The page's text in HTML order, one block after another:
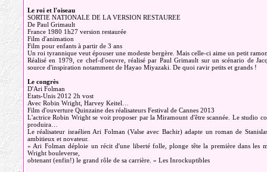
Le roi et l'oiseau
SORTIE NATIONALE DE LA VERSION RESTAUREE
De Paul Grimault
France 1980 1h27 version restaurée
Film d'animation
Film pour enfants à partir de 3 ans
Un roi tyrannique veut épouser une modeste bergère. Mais celle-ci aime un petit
Réalisé en 1979, ce chef-d'oeuvre, réalisé par Paul Grimault sur un scénario de
source d'inspiration notamment de Hayao Miyazaki. De quoi ravir petits et grands !
Le congrès
D'Ari Folman
Etats-Unis 2012 2h vost
Avec Robin Wright, Harvey Keitel…
Film d'ouverture Quinzaine des réalisateurs Festival de Cannes 2013
L'actrice Robin Wright se voit proposer par la Miramount d'être scannée. Le studio
produira…
Le réalisateur israélien Ari Folman (Valse avec Bachir) adapte un roman de
ambitieux et novateur.
« Ari Folman déploie un récit d'une liberté folle, plonge tête la première dans les
Wright bouleverse,
obtenant (enfin!) le grand rôle de sa carrière. » Les Inrockuptibles